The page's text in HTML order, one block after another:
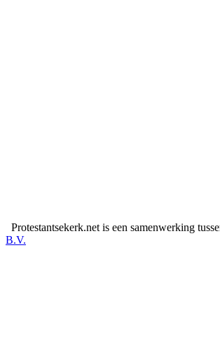
Protestantsekerk.net is een samenwerking
B.V.